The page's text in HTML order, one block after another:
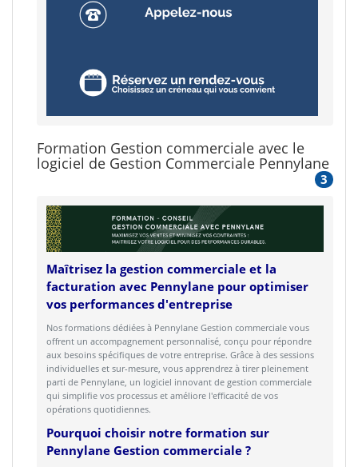
Formation Gestion commerciale avec le
logiciel de Gestion Commerciale Pennylane
3
Maîtrisez la gestion commerciale et la
facturation avec Pennylane pour optimiser
vos performances d'entreprise
Nos formations dédiées à Pennylane Gestion commerciale vous
offrent un accompagnement personnalisé, conçu pour répondre
aux besoins spécifiques de votre entreprise. Grâce à des sessions
individuelles et sur-mesure, vous apprendrez à tirer pleinement
parti de Pennylane, un logiciel innovant de gestion commerciale
qui simplifie vos processus et améliore l'efficacité de vos
opérations quotidiennes.
Pourquoi choisir notre formation sur
Pennylane Gestion commerciale ?